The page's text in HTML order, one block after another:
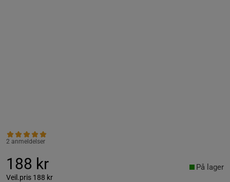
2 anmeldelser
188 kr
Veil.pris 188 kr
På lager